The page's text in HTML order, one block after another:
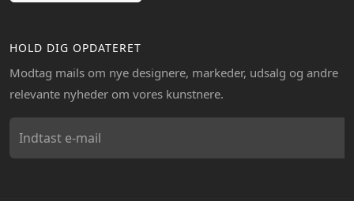
HOLD DIG OPDATERET
Modtag mails om nye designere, markeder, udsalg og andre
relevante nyheder om vores kunstnere.